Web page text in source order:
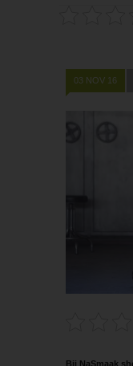
03 NOV 16
Bij NaSmaak